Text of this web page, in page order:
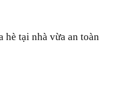
hè tại nhà vừa an toàn